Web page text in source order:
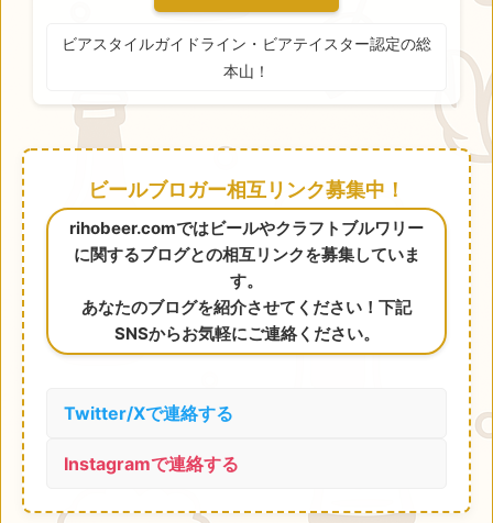
ビアスタイルガイドライン・ビアテイスター認定の総
本山！
ビールブロガー相互リンク募集中！
rihobeer.comではビールやクラフトブルワリー
に関するブログとの相互リンクを募集していま
す。
あなたのブログを紹介させてください！下記
SNSからお気軽にご連絡ください。
Twitter/Xで連絡する
Instagramで連絡する